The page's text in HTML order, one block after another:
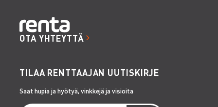
OTA YHTEYTTÄ
TILAA RENTTAAJAN UUTISKIRJE
Saat hupia ja hyötyä, vinkkejä ja visioita